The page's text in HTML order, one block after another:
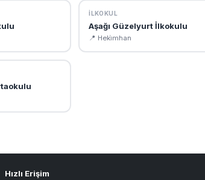
İLKOKUL
Aşağı Güzelyurt İlkokulu
📍 Heki̇mhan
Hızlı Erişim